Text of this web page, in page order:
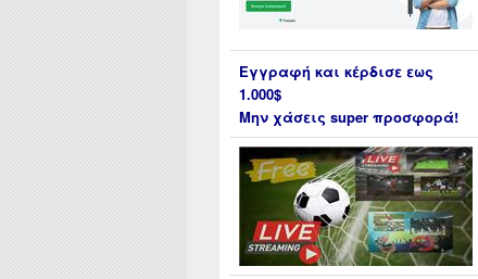
Εγγραφή και κέρδισε εως
1.000$
Μην χάσεις super προσφορά!